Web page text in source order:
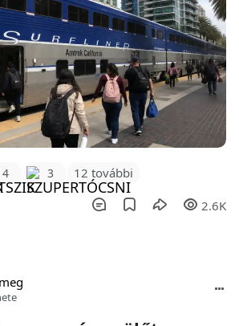
4 3 12 további
2.6K